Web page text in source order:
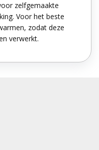
zelfgemaakte
Voor het beste
zodat deze
verwerkt.